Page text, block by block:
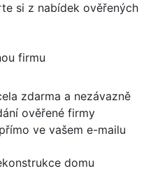
si z nabídek ověřených
firmu
zdarma a nezávazně
ověřené firmy
ve vašem e-mailu
domu